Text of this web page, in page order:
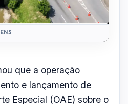
iniciados nesta
das 22h às 5h e
temporárias em
da capacidade
trechos das
Deputado Benedito